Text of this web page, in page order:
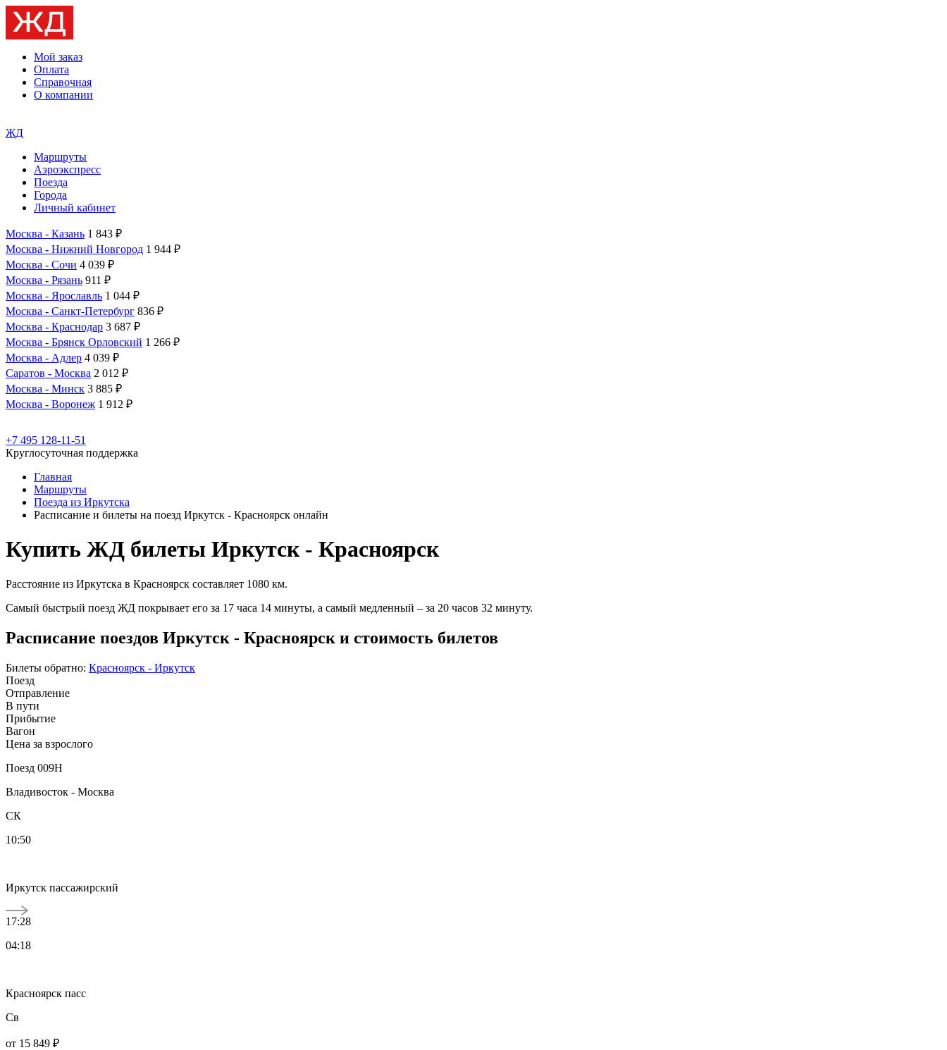
Мой заказ
Оплата
Справочная
О компании
ЖД
Маршруты
Аэроэкспресс
Поезда
Города
Личный кабинет
Москва - Казань 1 843 ₽
Москва - Нижний Новгород 1 944 ₽
Москва - Сочи 4 039 ₽
Москва - Рязань 911 ₽
Москва - Ярославль 1 044 ₽
Москва - Санкт-Петербург 836 ₽
Москва - Краснодар 3 687 ₽
Москва - Брянск Орловский 1 266 ₽
Москва - Адлер 4 039 ₽
Саратов - Москва 2 012 ₽
Москва - Минск 3 885 ₽
Москва - Воронеж 1 912 ₽
+7 495 128-11-51
Круглосуточная поддержка
Главная
Маршруты
Поезда из Иркутска
Расписание и билеты на поезд Иркутск - Красноярск онлайн
Купить ЖД билеты Иркутск - Красноярск
Расстояние из Иркутска в Красноярск составляет 1080 км.
Самый быстрый поезд ЖД покрывает его за 17 часа 14 минуты, а самый медленный – за 20 часов 32 минуту.
Расписание поездов Иркутск - Красноярск и стоимость билетов
Билеты обратно: Красноярск - Иркутск
Поезд
Отправление
В пути
Прибытие
Вагон
Цена за взрослого
Поезд 009Н
Владивосток - Москва
СК
10:50
Иркутск пассажирский
17:28
04:18
Красноярск пасс
Св
от 15 849 ₽